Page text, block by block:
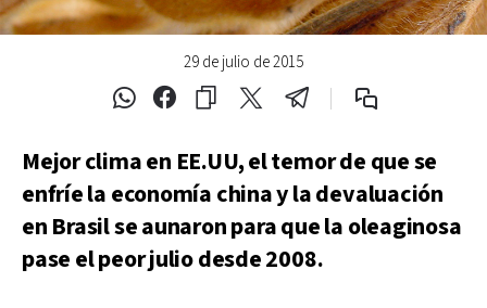
29 de julio de 2015
Mejor clima en EE.UU, el temor de que se
enfríe la economía china y la devaluación
en Brasil se aunaron para que la oleaginosa
pase el peor julio desde 2008.